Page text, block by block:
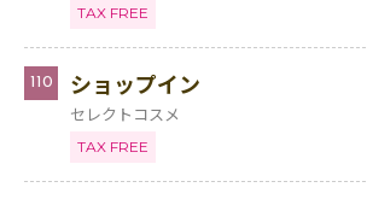
TAX FREE
110 ショップイン
セレクトコスメ
TAX FREE